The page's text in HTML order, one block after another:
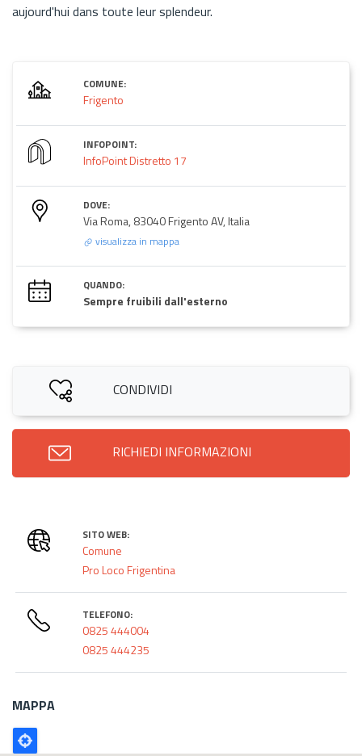
aujourd'hui dans toute leur splendeur.
COMUNE:
Frigento
INFOPOINT:
InfoPoint Distretto 17
DOVE:
Via Roma, 83040 Frigento AV, Italia
visualizza in mappa
QUANDO:
Sempre fruibili dall'esterno
CONDIVIDI
RICHIEDI INFORMAZIONI
SITO WEB:
Comune
Pro Loco Frigentina
TELEFONO:
0825 444004
0825 444235
MAPPA
Poligono